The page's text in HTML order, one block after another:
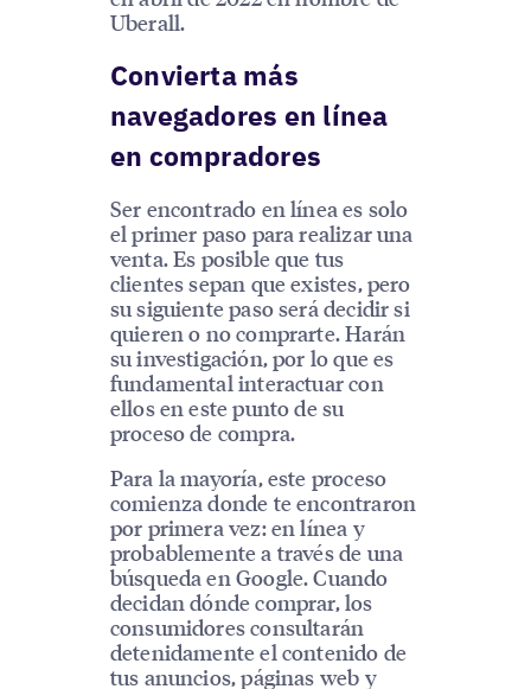
Uberall.
Convierta más
navegadores en línea
en compradores
Ser encontrado en línea es solo
el primer paso para realizar una
venta. Es posible que tus
clientes sepan que existes, pero
su siguiente paso será decidir si
quieren o no comprarte. Harán
su investigación, por lo que es
fundamental interactuar con
ellos en este punto de su
proceso de compra.
Para la mayoría, este proceso
comienza donde te encontraron
por primera vez: en línea y
probablemente a través de una
búsqueda en Google. Cuando
decidan dónde comprar, los
consumidores consultarán
detenidamente el contenido de
tus anuncios, páginas web y